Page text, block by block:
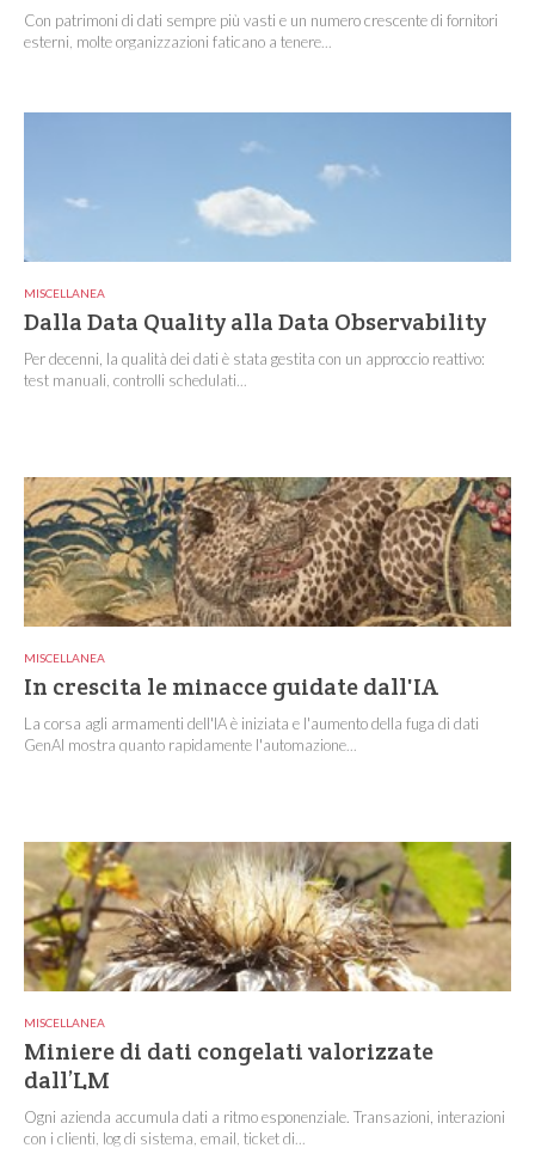
Con patrimoni di dati sempre più vasti e un numero crescente di fornitori
esterni, molte organizzazioni faticano a tenere...
MISCELLANEA
Dalla Data Quality alla Data Observability
Per decenni, la qualità dei dati è stata gestita con un approccio reattivo:
test manuali, controlli schedulati...
MISCELLANEA
In crescita le minacce guidate dall'IA
La corsa agli armamenti dell'IA è iniziata e l'aumento della fuga di dati
GenAI mostra quanto rapidamente l'automazione...
MISCELLANEA
Miniere di dati congelati valorizzate
dall’LM
Ogni azienda accumula dati a ritmo esponenziale. Transazioni, interazioni
con i clienti, log di sistema, email, ticket di...